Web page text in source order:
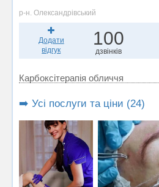
р-н. Олександрівський
Додати
відгук
100
дзвінків
Карбоксітерапія обличчя
➡️ Усі послуги та ціни (24)